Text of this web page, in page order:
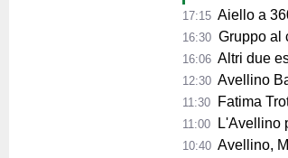
17:15 Aiello a 360° sul
16:30 Gruppo al
16:06 Altri due
12:30 Avellino
11:30 Fatima
11:00 L'Avellino
10:40 Avellino,